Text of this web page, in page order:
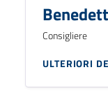
Consigliere
ULTERIORI